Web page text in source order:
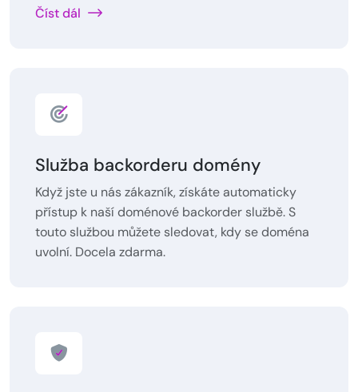
Číst dál
Služba backorderu domény
Když jste u nás zákazník, získáte automaticky
přístup k naší doménové backorder službě. S
touto službou můžete sledovat, kdy se doména
uvolní. Docela zdarma.